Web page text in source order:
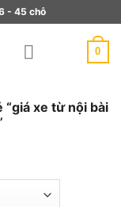
- 45 chỗ
0
“giá xe từ nội bài